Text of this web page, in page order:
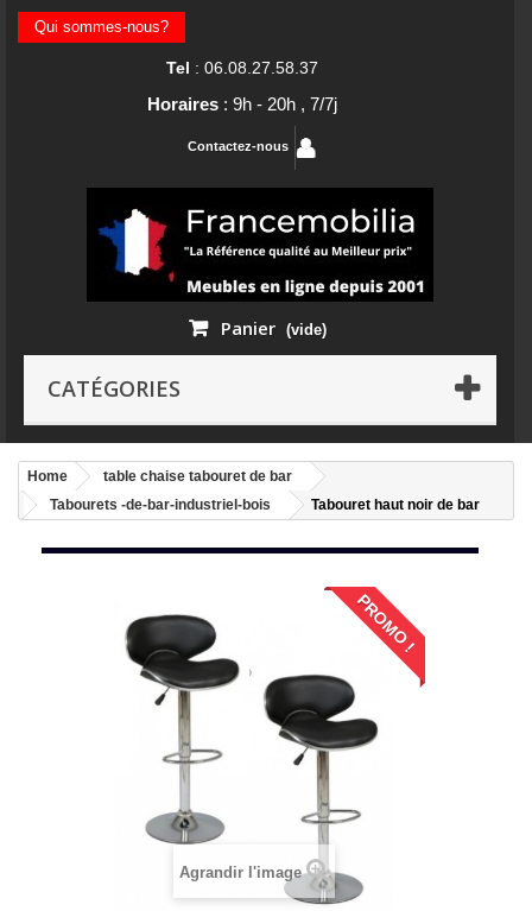
Qui sommes-nous?
Tel : 06.08.27.58.37
Horaires : 9h - 20h , 7/7j
Contactez-nous
Panier (vide)
CATÉGORIES
Home
table chaise tabouret de bar
Tabourets -de-bar-industriel-bois
Tabouret haut noir de bar
PROMO !
Agrandir l'image